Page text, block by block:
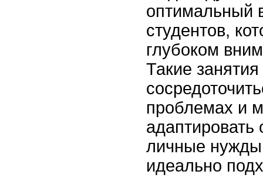
оптимальный
студентов,
глубоком
Такие
проблемах и
адаптировать
личные
идеально